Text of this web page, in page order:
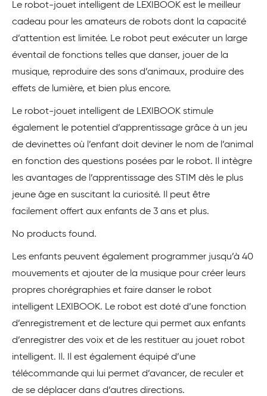
Le robot-jouet intelligent de LEXIBOOK est le meilleur
cadeau pour les amateurs de robots dont la capacité
d’attention est limitée. Le robot peut exécuter un large
éventail de fonctions telles que danser, jouer de la
musique, reproduire des sons d’animaux, produire des
effets de lumière, et bien plus encore.
Le robot-jouet intelligent de LEXIBOOK stimule
également le potentiel d’apprentissage grâce à un jeu
de devinettes où l’enfant doit deviner le nom de l’animal
en fonction des questions posées par le robot. Il intègre
les avantages de l’apprentissage des STIM dès le plus
jeune âge en suscitant la curiosité. Il peut être
facilement offert aux enfants de 3 ans et plus.
No products found.
Les enfants peuvent également programmer jusqu’à 40
mouvements et ajouter de la musique pour créer leurs
propres chorégraphies et faire danser le robot
intelligent LEXIBOOK. Le robot est doté d’une fonction
d’enregistrement et de lecture qui permet aux enfants
d’enregistrer des voix et de les restituer au jouet robot
intelligent. Il. Il est également équipé d’une
télécommande qui lui permet d’avancer, de reculer et
de se déplacer dans d’autres directions.